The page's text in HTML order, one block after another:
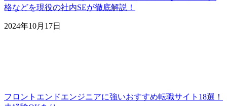
格などを現役の社内SEが徹底解説！
2024年10月17日
フロントエンドエンジニアに強いおすすめ転職サイト18選！